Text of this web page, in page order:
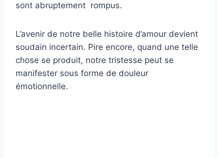
sont abruptement rompus.
L’avenir de notre belle histoire d’amour devient
soudain incertain. Pire encore, quand une telle
chose se produit, notre tristesse peut se
manifester sous forme de douleur
émotionnelle.